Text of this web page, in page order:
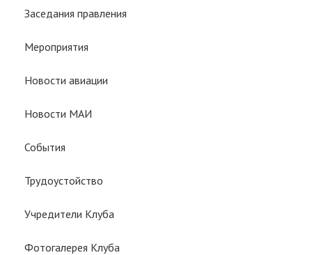
Заседания правления
Мероприятия
Новости авиации
Новости МАИ
События
Трудоустойство
Учредители Клуба
Фотогалерея Клуба